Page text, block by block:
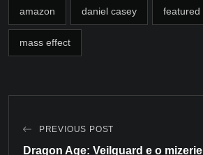
amazon daniel casey featured
mass effect
PREVIOUS POST
Dragon Age: Veilguard e o mizerie